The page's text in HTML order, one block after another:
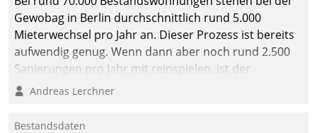
Gewobag in Berlin durchschnittlich rund 5.000
Mieterwechsel pro Jahr an. Dieser Prozess ist bereits
aufwendig genug. Wenn dann aber noch rund 2.500
Sanierungen pro Jahr mit reinspielen, ist der
Betreuungs- und Organisationsaufwand immens. Im
kommunale Wohnungsbauunternehmen daher
Andreas Lerchner
Bestandsdaten